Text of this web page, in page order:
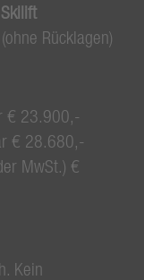
Rücklagen)
€ 23.900,-
€ 28.680,-
MwSt.) €
Kein